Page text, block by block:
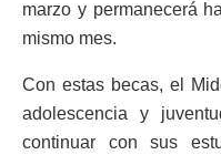
marzo y permanecerá
mismo mes.
Con estas becas, el
adolescencia y
continuar con sus